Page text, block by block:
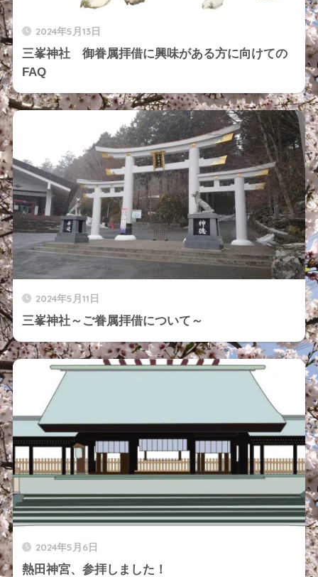
2024年5月13日
三峯神社 御眷属拝借に興味がある方に向けての
FAQ
2024年5月11日
三峯神社～ご眷属拝借について～
2024年5月6日
熱田神宮、参拝しました！